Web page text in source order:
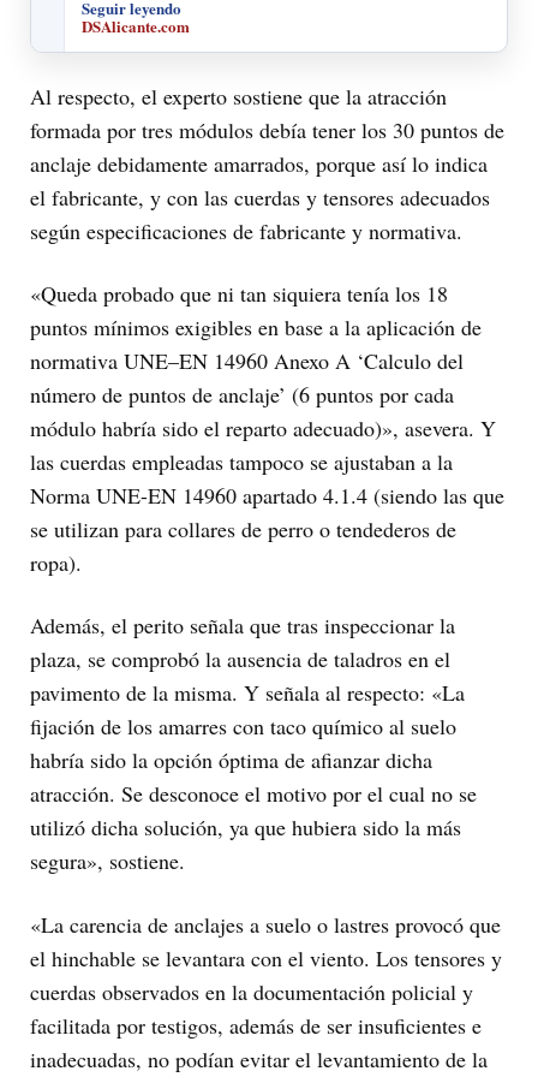
Seguir leyendo
DSAlicante.com
Al respecto, el experto sostiene que la atracción
formada por tres módulos debía tener los 30 puntos de
anclaje debidamente amarrados, porque así lo indica
el fabricante, y con las cuerdas y tensores adecuados
según especificaciones de fabricante y normativa.
«Queda probado que ni tan siquiera tenía los 18
puntos mínimos exigibles en base a la aplicación de
normativa UNE–EN 14960 Anexo A ‘Calculo del
número de puntos de anclaje’ (6 puntos por cada
módulo habría sido el reparto adecuado)», asevera. Y
las cuerdas empleadas tampoco se ajustaban a la
Norma UNE-EN 14960 apartado 4.1.4 (siendo las que
se utilizan para collares de perro o tendederos de
ropa).
Además, el perito señala que tras inspeccionar la
plaza, se comprobó la ausencia de taladros en el
pavimento de la misma. Y señala al respecto: «La
fijación de los amarres con taco químico al suelo
habría sido la opción óptima de afianzar dicha
atracción. Se desconoce el motivo por el cual no se
utilizó dicha solución, ya que hubiera sido la más
segura», sostiene.
«La carencia de anclajes a suelo o lastres provocó que
el hinchable se levantara con el viento. Los tensores y
cuerdas observados en la documentación policial y
facilitada por testigos, además de ser insuficientes e
inadecuadas, no podían evitar el levantamiento de la